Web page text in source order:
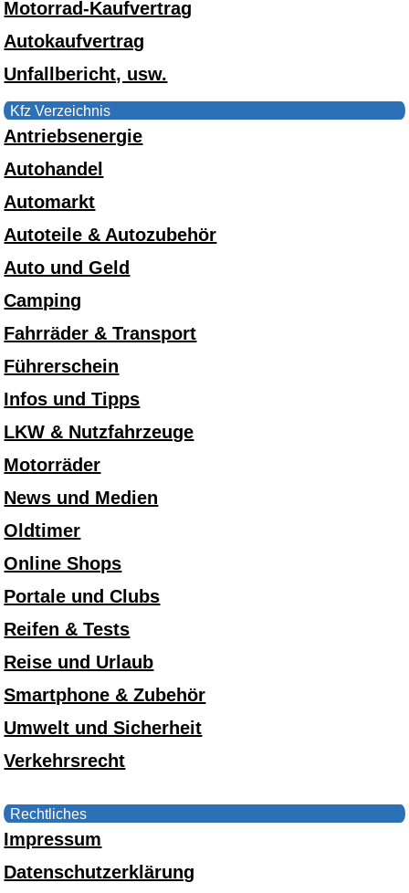
Motorrad-Kaufvertrag
Autokaufvertrag
Unfallbericht, usw.
Kfz Verzeichnis
Antriebsenergie
Autohandel
Automarkt
Autoteile & Autozubehör
Auto und Geld
Camping
Fahrräder & Transport
Führerschein
Infos und Tipps
LKW & Nutzfahrzeuge
Motorräder
News und Medien
Oldtimer
Online Shops
Portale und Clubs
Reifen & Tests
Reise und Urlaub
Smartphone & Zubehör
Umwelt und Sicherheit
Verkehrsrecht
Rechtliches
Impressum
Datenschutzerklärung